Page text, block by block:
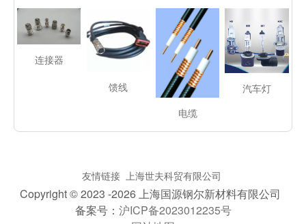
连接器
馈线
电缆
汽车灯
友情链接 上海世夫科贸有限公司
Copyright © 2023 -2026 上海国源钢尔新材料有限公司
备案号： 沪ICP备2023012235号